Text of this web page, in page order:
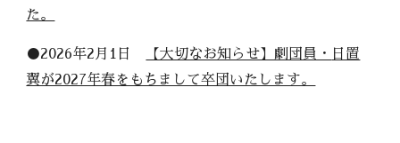
た。
●2026年2月 1 日 【大切なお知らせ】劇団員・
日置
翼が2027年春をもちまして卒団いたします。